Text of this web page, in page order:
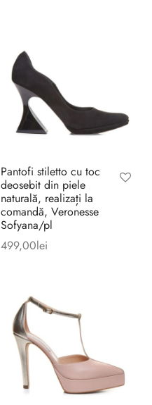
Pantofi stiletto cu toc
deosebit din piele
naturală, realizați la
comandă, Veronesse
Sofyana/pl
499,00lei